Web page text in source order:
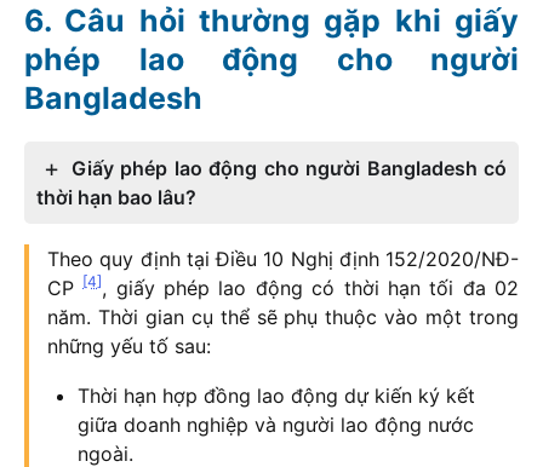
Câu hỏi thường gặp khi giấy
phép lao động cho người
Bangladesh
Giấy phép lao động cho người Bangladesh có
thời hạn bao lâu?
Theo quy định tại Điều 10 Nghị định 152/2020/NĐ-
CP[4], giấy phép lao động có thời hạn tối đa 02
năm. Thời gian cụ thể sẽ phụ thuộc vào một trong
những yếu tố sau:
Thời hạn hợp đồng lao động dự kiến ký kết
giữa doanh nghiệp và người lao động nước
ngoài.